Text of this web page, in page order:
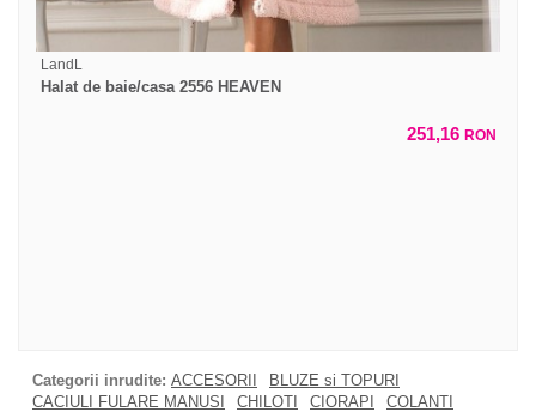
LandL
Halat de baie/casa 2556 HEAVEN
251,16 RON
Categorii inrudite: ACCESORII
BLUZE si TOPURI
CACIULI FULARE MANUSI
CHILOTI CIORAPI
COLANTI